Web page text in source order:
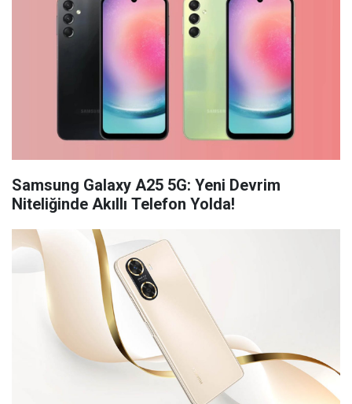
Samsung Galaxy A25 5G: Yeni Devrim
Niteliğinde Akıllı Telefon Yolda!